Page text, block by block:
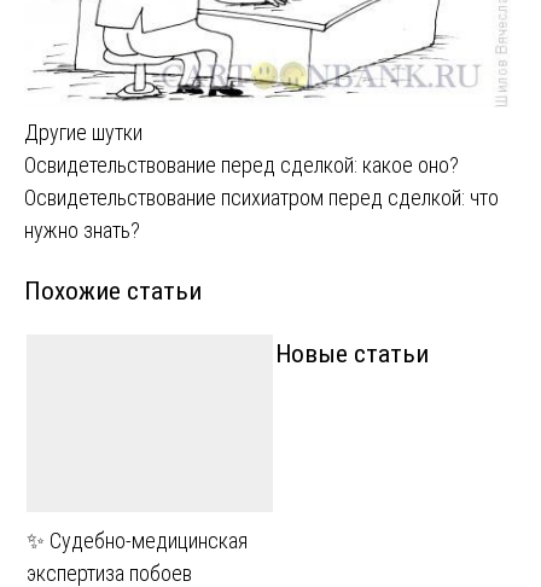
Другие шутки
Навигация
по
Освидетельствование перед сделкой: какое оно?
Освидетельствование психиатром перед сделкой: что
нужно знать?
Похожие статьи
✨ Судебно-медицинская
экспертиза побоев
Новые статьи